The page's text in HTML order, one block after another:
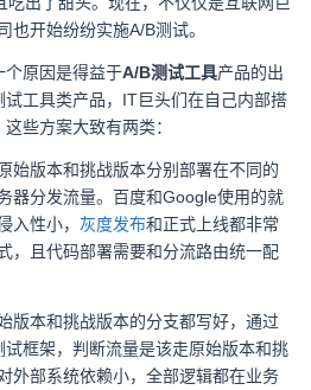
也开始纷纷实施A/B测试。
个原因是得益于A/B测试工具产品的出
工具类产品，IT巨头们在自己内部搭
些方案大致有两类：
始版本和挑战版本分别部署在不同的
器分发流量。百度和Google使用的就
入性小， 灰度发布和正式上线都非常
，且代码部署需要和分流路由统一配
版本和挑战版本的分支都写好，通过
框架，判断流量是该走原始版本和挑
外部系统依赖小，全部逻辑都在业务